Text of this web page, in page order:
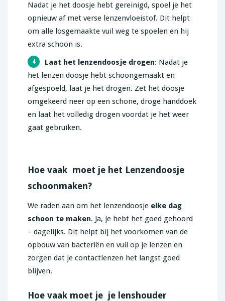
Nadat je het doosje hebt gereinigd, spoel je het
opnieuw af met verse lenzenvloeistof. Dit helpt
om alle losgemaakte vuil weg te spoelen en hij
extra schoon is.
4 Laat het lenzendoosje drogen: Nadat je
het lenzen doosje hebt schoongemaakt en
afgespoeld, laat je het drogen. Zet het doosje
omgekeerd neer op een schone, droge handdoek
en laat het volledig drogen voordat je het weer
gaat gebruiken.
Hoe vaak moet je het Lenzendoosje
schoonmaken?
We raden aan om het lenzendoosje elke dag
schoon te maken. Ja, je hebt het goed gehoord
– dagelijks. Dit helpt bij het voorkomen van de
opbouw van bacteriën en vuil op je lenzen en
zorgen dat je contactlenzen het langst goed
blijven.
Hoe vaak moet je je lenshouder